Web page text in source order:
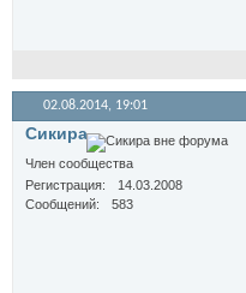
02.08.2014, 19:01
Сикира
Член сообщества
Регистрация
14.03.2008
Сообщений
583